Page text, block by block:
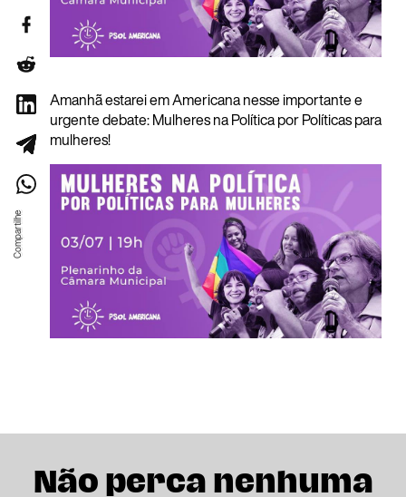
Amanhã estarei em Americana nesse importante e
urgente debate: Mulheres na Política por Políticas para
mulheres!
Não perca nenhuma